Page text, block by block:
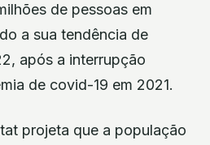
de pessoas em
a sua tendência de
após a interrupção
de covid-19 em 2021.
projeta que a população